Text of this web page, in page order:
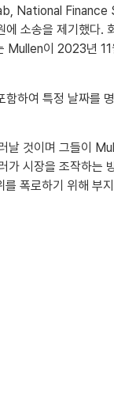
Finance
소송을 제기했
이 2023년
하여 특정 날짜를
이며 그들이
시장을 조작하는
폭로하기 위해 부